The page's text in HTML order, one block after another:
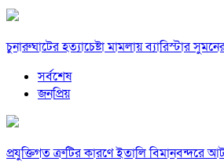
চুনারুঘাটের হত্যাচেষ্টা মামলায় ব্যারিস্টার
সর্বশেষ
জনপ্রিয়
প্রযুক্তিগত ত্রুটির কারণে ইতালি বিমানবন্দরে